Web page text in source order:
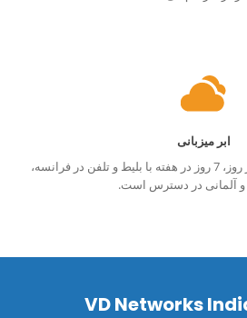
ابر میزبانی
خدمات فنی ما 24 ساعته در روز، 7 روز در هفته با بلیط و تلفن در فرانسه،
و آلمانی در دسترس است.
VD Networks